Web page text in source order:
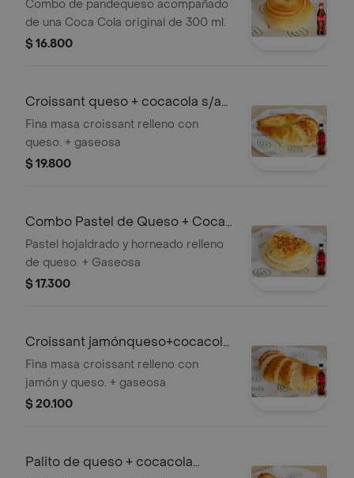
Combo de pandequeso acompañado
de una Coca Cola original de 300 ml.
$ 16.800
Croissant queso + cocacola s/a
300ml
Fina masa croissant relleno con
queso. + gaseosa
$ 19.800
Combo Pastel de Queso + Coca-
Cola Sin Azúcar 300ml
Pastel hojaldrado y horneado relleno
de queso. + Gaseosa
$ 17.300
Croissant jamónqueso+cocacola
s/a 300ml
Fina masa croissant relleno con
jamón y queso. + gaseosa
$ 20.100
Palito de queso + cocacola